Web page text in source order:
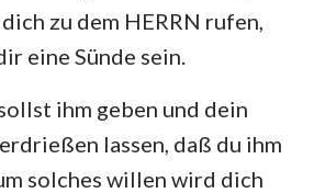
zu dem HERRN rufen,
eine Sünde sein.
ihm geben und dein
lassen, daß du ihm
solches willen wird dich